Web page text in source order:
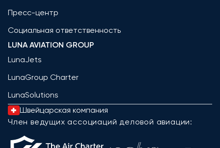
Пресс-центр
Социальная ответственность
LUNA AVIATION GROUP
LunaJets
LunaGroup Charter
LunaSolutions
Швейцарская компания
Член ведущих ассоциаций деловой авиации: